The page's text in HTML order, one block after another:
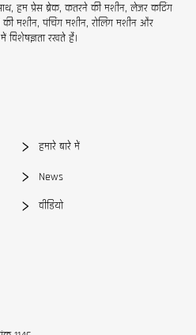
हम प्रेस ब्रेक, कतरने की मशीन, लेजर कटिंग
की मशीन, पंचिंग मशीन, रोलिंग मशीन और
रखते हैं।
हमारे बारे में
News
वीडियो